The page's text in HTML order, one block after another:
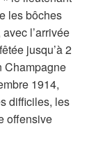
les bôches
l’arrivée
jusqu’à 2
Champagne
1914,
difficiles, les
offensive